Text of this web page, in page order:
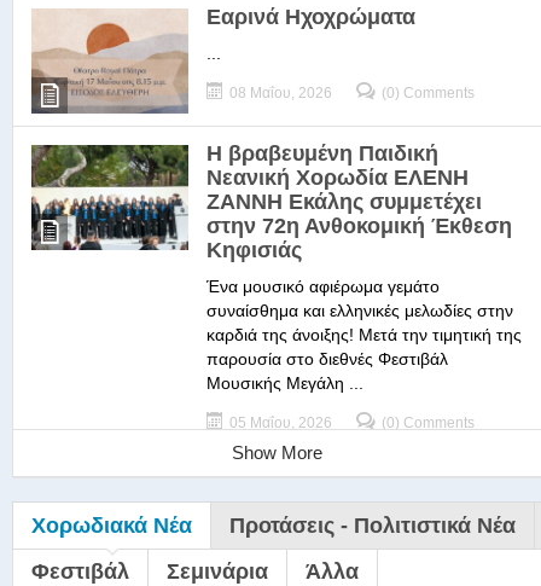
Εαρινά Ηχοχρώματα
08 Μαΐου, 2026 (0) Comments
Η βραβευμένη Παιδική
Νεανική Χορωδία ΕΛΕΝΗ
ΖΑΝΝΗ Εκάλης συμμετέχει
στην 72η Ανθοκομική Έκθεση
Κηφισιάς
Ένα μουσικό αφιέρωμα γεμάτο
συναίσθημα και ελληνικές μελωδίες στην
καρδιά της άνοιξης! Μετά την τιμητική της
παρουσία στο διεθνές Φεστιβάλ
Μουσικής Μεγάλη ...
05 Μαΐου, 2026 (0) Comments
Show More
Χορωδιακά Νέα
Προτάσεις - Πολιτιστικά Νέα
Φεστιβάλ
Σεμινάρια Άλλα